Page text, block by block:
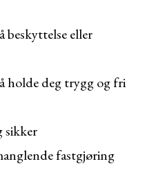
beskyttelse eller
holde deg trygg og fri
sikker
fastgjøring